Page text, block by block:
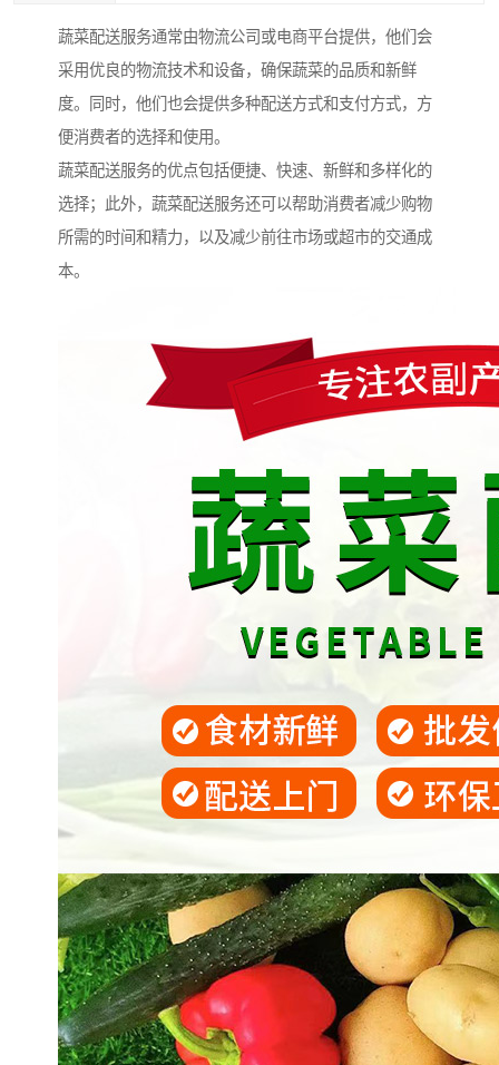
蔬菜配送服务通常由物流公司或电商平台提供，他们会
采用优良的物流技术和设备，确保蔬菜的品质和新鲜
度。同时，他们也会提供多种配送方式和支付方式，方
便消费者的选择和使用。
蔬菜配送服务的优点包括便捷、快速、新鲜和多样化的
选择；此外，蔬菜配送服务还可以帮助消费者减少购物
所需的时间和精力，以及减少前往市场或超市的交通成
本。